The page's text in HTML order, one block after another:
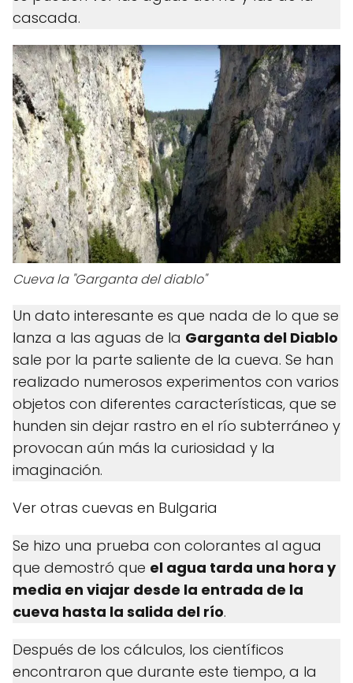
cascada.
Cueva la "Garganta del diablo"
Un dato interesante es que nada de lo que se
lanza a las aguas de la Garganta del Diablo
sale por la parte saliente de la cueva. Se han
realizado numerosos experimentos con varios
objetos con diferentes características, que se
hunden sin dejar rastro en el río subterráneo y
provocan aún más la curiosidad y la
imaginación.
Ver otras cuevas en Bulgaria
Se hizo una prueba con colorantes al agua
que demostró que el agua tarda una hora y
media en viajar desde la entrada de la
cueva hasta la salida del río.
Después de los cálculos, los científicos
encontraron que durante este tiempo, a la